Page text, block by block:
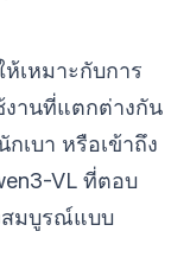
เหมาะกับการ
านที่แตกต่างกัน
เบา หรือเข้าถึง
VL ที่ตอบ
สมบูรณ์แบบ